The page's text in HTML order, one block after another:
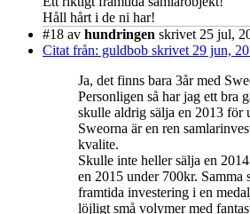
Håll hårt i de ni har!
#18 av hundringen skrivet 25 jul,
Citat från: guldbob skrivet 29 jun,
Ja, det finns bara 3år med
Personligen så har jag ett bra
skulle aldrig sälja en 2013 för
Sweorna är en ren
kvalite.
Skulle inte heller sälja en
en 2015 under 700kr. Samma
framtida investering i en
löjligt små volymer med